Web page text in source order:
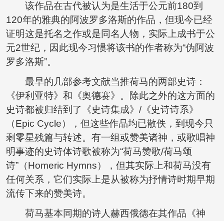
该作品在古代被认为是生活于公元前180到
120年的雅典的阿波罗多洛斯的作品，但现今已经
证明这是托名之作或是同名人物，实际上成书于公
元2世纪，因此现今习惯将该书的作者称为“伪阿波
罗多洛斯”。
最早的几部参考文献当推荷马的两部史诗：
《伊利亚特》和《奥德赛》。除此之外的这方面的
史诗都被归结到了《史诗集成》/《史诗诗系》
（Epic Cycle），但这些作品均已散佚，到现今只
剩零星残篇与转述。有一组或赞美诸神，或歌唱神
明事迹的史诗体诗歌被称为“荷马赞歌/荷马颂
诗”（Homeric Hymns），但其实际上和荷马没有
任何关系，它们实际上是从被称为抒情诗时期早期
流传下来的赞美诗。
荷马基本同期的诗人赫西俄德在其作品《神